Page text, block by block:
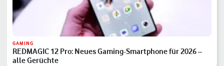
GAMING
REDMAGIC 12 Pro: Neues Gaming-Smartphone für 2026 –
alle Gerüchte